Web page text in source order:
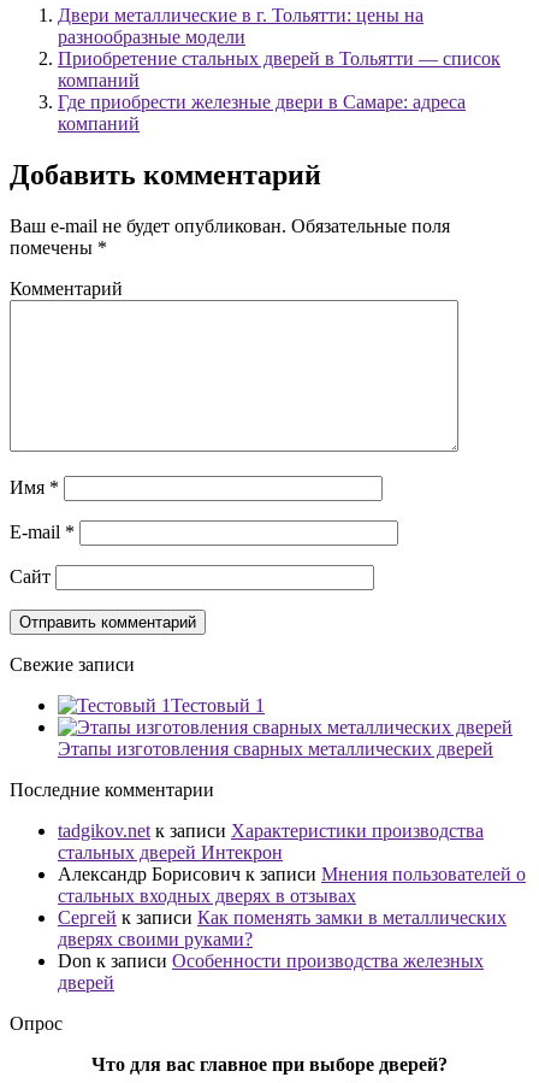
Двери металлические в г. Тольятти: цены на
разнообразные модели
Приобретение стальных дверей в Тольятти — список
компаний
Где приобрести железные двери в Самаре: адреса
компаний
Добавить комментарий
Ваш e-mail не будет опубликован. Обязательные поля
помечены *
Комментарий
Имя *
E-mail *
Сайт
Свежие записи
Тестовый 1
Этапы изготовления сварных металлических дверей
Последние комментарии
tadgikov.net к записи Характеристики производства
стальных дверей Интекрон
Александр Борисович к записи Мнения пользователей о
стальных входных дверях в отзывах
Сергей к записи Как поменять замки в металлических
дверях своими руками?
Don к записи Особенности производства железных
дверей
Опрос
Что для вас главное при выборе дверей?